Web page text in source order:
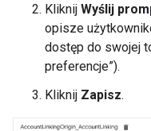
Kliknij Wyślij
opisze
dostęp do swojej
preferencje”).
Kliknij Zapisz.